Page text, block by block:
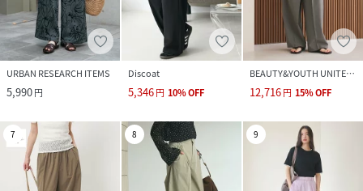
URBAN RESEARCH ITEMS
5,990円
Discoat
5,346円 10%OFF
BEAUTY&YOUTH UNITED ARROWS
12,716円 15%OFF
7 8 9